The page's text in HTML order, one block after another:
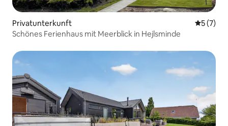
Privatunterkunft
5 (7)
Schönes Ferienhaus mit Meerblick in Hejlsminde